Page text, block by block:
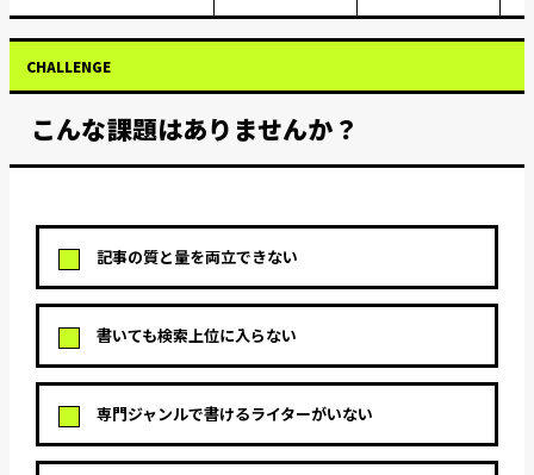
CHALLENGE
こんな課題はありませんか？
記事の質と量を両立できない
書いても検索上位に入らない
専門ジャンルで書けるライターがいない